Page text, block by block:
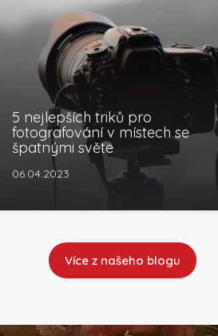
5 nejlepších triků pro
fotografování v místech se
špatnými světe
06.04.2023
Více z našeho blogu